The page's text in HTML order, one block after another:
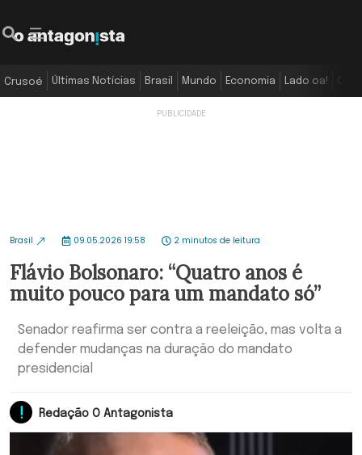
Crusoé Últimas Notícias Brasil Mundo Economia Lado oa!
Brasil 09.05.2026 19:58 2 minutos de leitura
Flávio Bolsonaro: “Quatro anos é
muito pouco para um mandato só”
Senador reafirma ser contra a reeleição, mas volta a
defender mudanças na duração do mandato
presidencial
Redação O Antagonista